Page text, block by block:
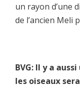
un rayon d’une
de l’ancien Meli
BVG: Il y a
les oiseaux